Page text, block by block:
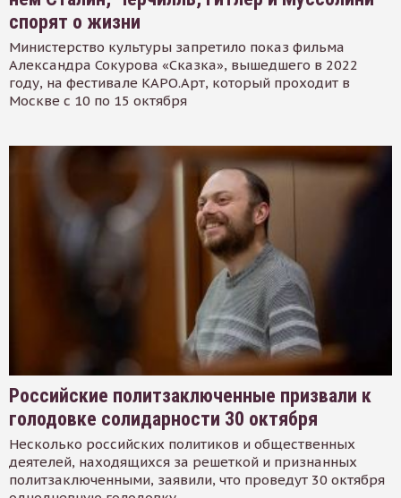
спорят о жизни
Министерство культуры запретило показ фильма
Александра Сокурова «Сказка», вышедшего в 2022
году, на фестивале КАРО.Арт, который проходит в
Москве с 10 по 15 октября
Российские политзаключенные призвали к
голодовке солидарности 30 октября
Несколько российских политиков и общественных
деятелей, находящихся за решеткой и признанных
политзаключенными, заявили, что проведут 30 октября